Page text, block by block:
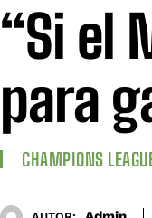
“Si el
para
CHAMPIONS